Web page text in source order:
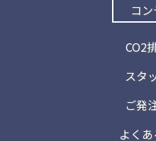
コ
CO2
スタ
ご発
よく